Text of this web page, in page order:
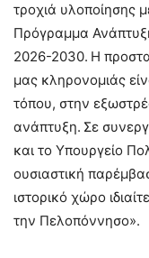
τροχιά υλοποίησης
Πρόγραμμα
2026-2030. Η
μας κληρονομιάς
τόπου, στην
ανάπτυξη. Σε
και το Υπουργείο
ουσιαστική
ιστορικό χώρο
την Πελοπόννησο».